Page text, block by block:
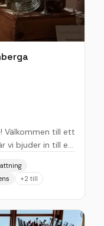
Välkommen till ett
vi bjuder in till en
tar vi dig
alla
till spännande
för alla smaker.
inlagd sill,
+2 till